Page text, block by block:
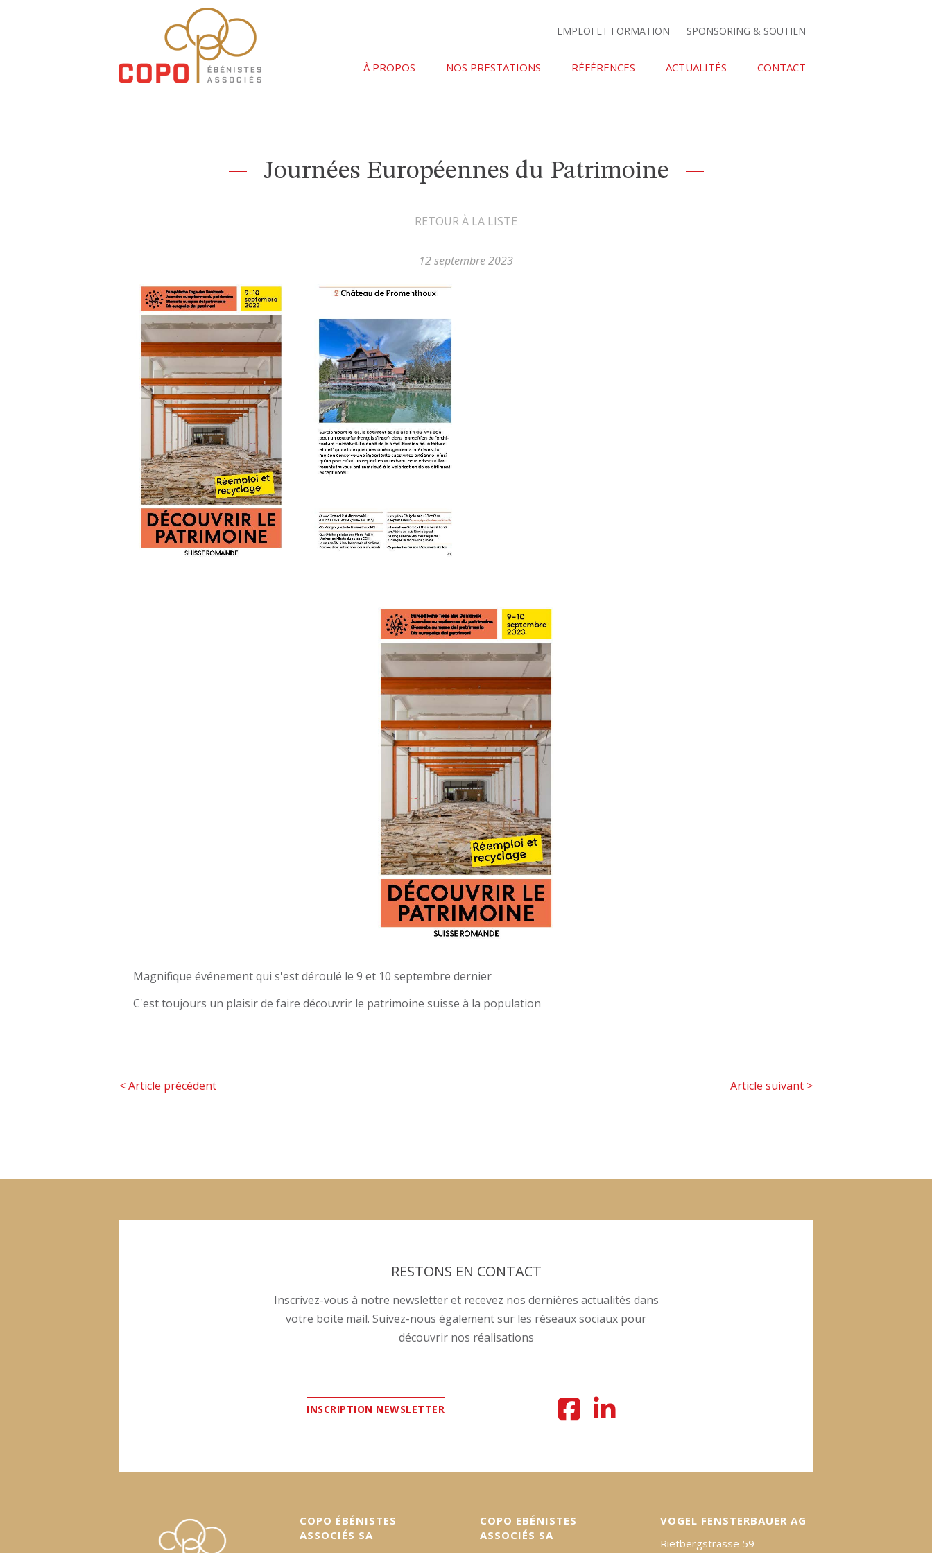
EMPLOI ET FORMATION SPONSORING & SOUTIEN
À PROPOS NOS PRESTATIONS RÉFÉRENCES ACTUALITÉS CONTACT
Journées Européennes du Patrimoine
RETOUR À LA LISTE
12 septembre 2023
Magnifique événement qui s'est déroulé le 9 et 10 septembre dernier
C'est toujours un plaisir de faire découvrir le patrimoine suisse à la population
<Article précédent Article suivant >
RESTONS EN CONTACT
Inscrivez-vous à notre newsletter et recevez nos dernières actualités dans
votre boite mail. Suivez-nous également sur les réseaux sociaux pour
découvrir nos réalisations
INSCRIPTION NEWSLETTER
COPO ÉBÉNISTES
ASSOCIÉS SA
COPO EBÉNISTES
ASSOCIÉS SA
VOGEL FENSTERBAUER AG
Rietbergstrasse 59